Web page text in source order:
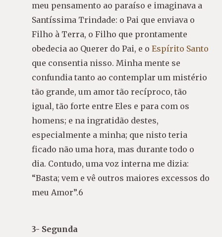
meu pensamento ao paraíso e imaginava a
Santíssima Trindade: o Pai que enviava o
Filho à Terra, o Filho que prontamente
obedecia ao Querer do Pai, e o Espírito Santo
que consentia nisso. Minha mente se
confundia tanto ao contemplar um mistério
tão grande, um amor tão recíproco, tão
igual, tão forte entre Eles e para com os
homens; e na ingratidão destes,
especialmente a minha; que nisto teria
ficado não uma hora, mas durante todo o
dia. Contudo, uma voz interna me dizia:
“Basta; vem e vê outros maiores excessos do
meu Amor”.6
3- Segunda